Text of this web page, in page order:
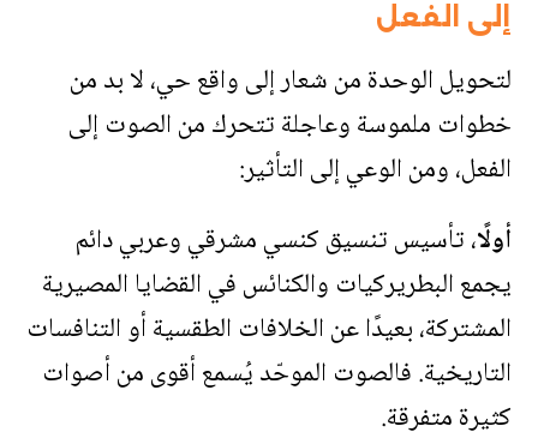
إلى الفعل
لتحويل الوحدة من شعار إلى واقع حي، لا بد من
خطوات ملموسة وعاجلة تتحرك من الصوت إلى
الفعل، ومن الوعي إلى التأثير:
أولًا، تأسيس تنسيق كنسي مشرقي وعربي دائم
يجمع البطريركيات والكنائس في القضايا المصيرية
المشتركة، بعيدًا عن الخلافات الطقسية أو التنافسات
التاريخية. فالصوت الموحّد يُسمع أقوى من أصوات
كثيرة متفرقة.